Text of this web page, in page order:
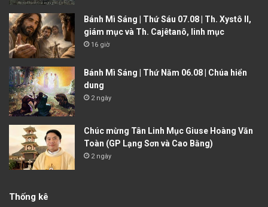
Bánh Mì Sáng | Thứ Sáu 07.08 | Th. Xystô II,
giám mục và Th. Cajêtanô, linh mục
16 giờ
Bánh Mì Sáng | Thứ Năm 06.08 | Chúa hiển
dung
2 ngày
Chúc mừng Tân Linh Mục Giuse Hoàng Văn
Toàn (GP Lạng Sơn và Cao Bằng)
2 ngày
Thống kê